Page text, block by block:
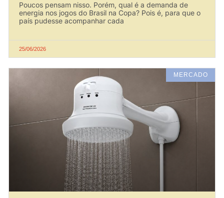
Poucos pensam nisso. Porém, qual é a demanda de
energia nos jogos do Brasil na Copa? Pois é, para que o
país pudesse acompanhar cada
25/06/2026
MERCADO